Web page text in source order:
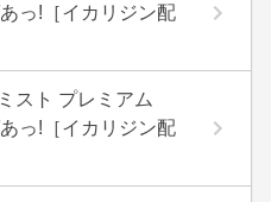
っ!［イカリジン配
スト プレミアム
っ!［イカリジン配